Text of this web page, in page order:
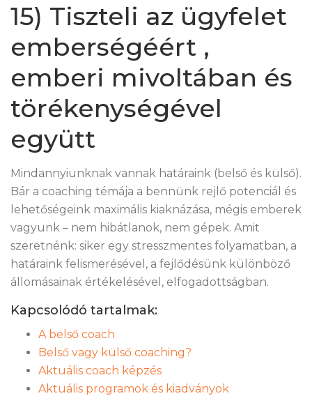
15) Tiszteli az ügyfelet
emberségéért ,
emberi mivoltában és
törékenységével
együtt
Mindannyiunknak vannak határaink (belső és külső).
Bár a coaching témája a bennünk rejlő potenciál és
lehetőségeink maximális kiaknázása, mégis emberek
vagyunk – nem hibátlanok, nem gépek. Amit
szeretnénk: siker egy stresszmentes folyamatban, a
határaink felismerésével, a fejlődésünk különböző
állomásainak értékelésével, elfogadottságban.
Kapcsolódó tartalmak:
A belső coach
Belső vagy külső coaching?
Aktuális coach képzés
Aktuális programok és kiadványok